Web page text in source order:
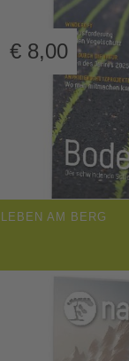
€ 8,00
LEBEN AM BERG